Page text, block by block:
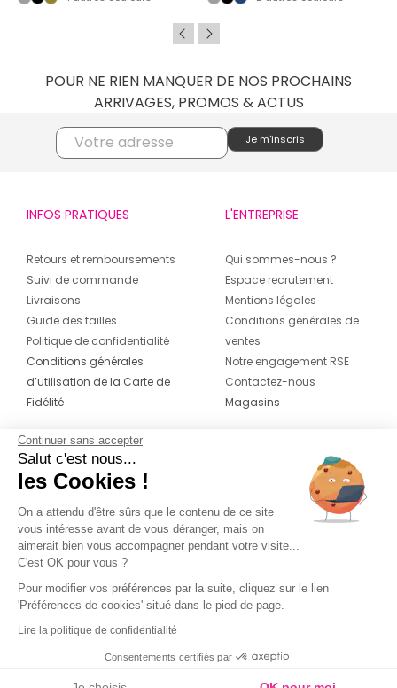
POUR NE RIEN MANQUER DE NOS PROCHAINS
ARRIVAGES, PROMOS & ACTUS
INFOS PRATIQUES
Retours et remboursements
Suivi de commande
Livraisons
Guide des tailles
Politique de confidentialité
Conditions générales
d’utilisation de la Carte de
Fidélité
L'ENTREPRISE
Qui sommes-nous ?
Espace recrutement
Mentions légales
Conditions générales de
ventes
Notre engagement RSE
Contactez-nous
Magasins
CONTACT
04 42 20 78 42
Du lundi au jeudi de 8h30 à 16h30 & le
vendredi de 8h30 à 15h30
Continuer sans accepter
Salut c'est nous...
les Cookies !
On a attendu d'être sûrs que le contenu de ce site
vous intéresse avant de vous déranger, mais on
aimerait bien vous accompagner pendant votre visite...
C'est OK pour vous ?
Pour modifier vos préférences par la suite, cliquez sur le lien
'Préférences de cookies' situé dans le pied de page.
Lire la politique de confidentialité
Consentements certifiés par